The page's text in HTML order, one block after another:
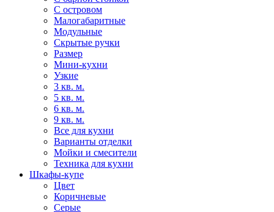
С островом
Малогабаритные
Модульные
Скрытые ручки
Размер
Мини-кухни
Узкие
3 кв. м.
5 кв. м.
6 кв. м.
9 кв. м.
Все для кухни
Варианты отделки
Мойки и смесители
Техника для кухни
Шкафы-купе
Цвет
Коричневые
Серые